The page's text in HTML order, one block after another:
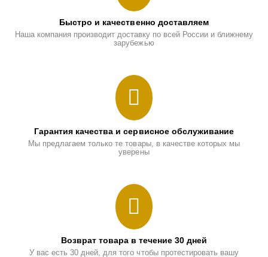
Быстро и качественно доставляем
Наша компания производит доставку по всей России и ближнему
зарубежью
Гарантия качества и сервисное обслуживание
Мы предлагаем только те товары, в качестве которых мы
уверены
Возврат товара в течение 30 дней
У вас есть 30 дней, для того чтобы протестировать вашу